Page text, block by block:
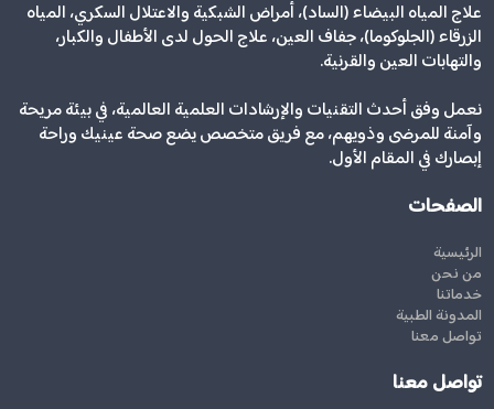
علاج المياه البيضاء (الساد)، أمراض الشبكية والاعتلال السكري، المياه
الزرقاء (الجلوكوما)، جفاف العين، علاج الحول لدى الأطفال والكبار،
والتهابات العين والقرنية.
نعمل وفق أحدث التقنيات والإرشادات العلمية العالمية، في بيئة مريحة
وآمنة للمرضى وذويهم، مع فريق متخصص يضع صحة عينيك وراحة
إبصارك في المقام الأول.
الصفحات
الرئيسية
من نحن
خدماتنا
المدونة الطبية
تواصل معنا
تواصل معنا